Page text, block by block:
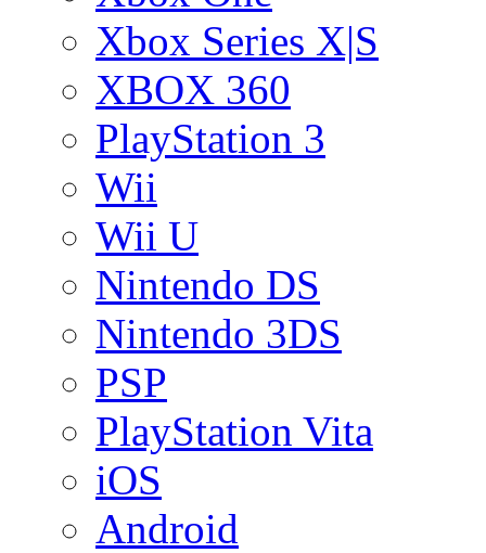
Xbox Series X|S
XBOX 360
PlayStation 3
Wii
Wii U
Nintendo DS
Nintendo 3DS
PSP
PlayStation Vita
iOS
Android